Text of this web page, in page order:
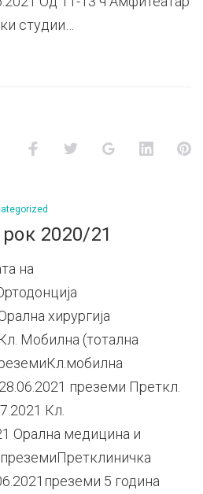
студии…
FacebookTwitter Google+
2020/21
на
хирургија
Мобилна (тотална
преземи Преткл.
Кл.
Орална медицина и
5 година